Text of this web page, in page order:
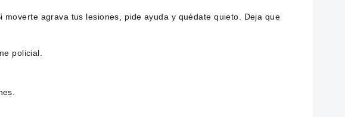
agrava tus lesiones, pide ayuda y quédate quieto. Deja que
policial.